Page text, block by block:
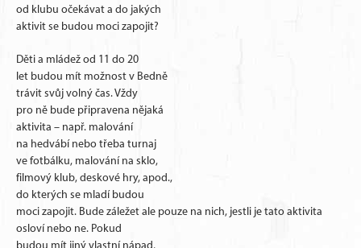
od klubu očekávat a do jakých
aktivit se budou moci zapojit?
Děti a mládež od 11 do 20
let budou mít možnost v Bedně
trávit svůj volný čas. Vždy
pro ně bude připravena nějaká
aktivita – např. malování
na hedvábí nebo třeba turnaj
ve fotbálku, malování na sklo,
filmový klub, deskové hry, apod.,
do kterých se mladí budou
moci zapojit. Bude záležet ale pouze na nich, jestli je tato aktivita
osloví nebo ne. Pokud
budou mít jiný vlastní nápad,